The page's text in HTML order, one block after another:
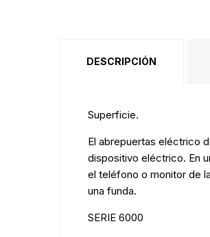
DESCRIPCIÓN
Superficie.
El abrepuertas eléctrico
dispositivo eléctrico. En
el teléfono o monitor de
una funda.
SERIE 6000